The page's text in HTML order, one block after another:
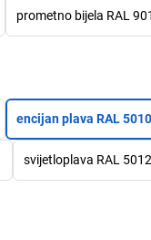
prometno bijela RAL
encijan plava RAL 5010
svijetloplava RAL 5012